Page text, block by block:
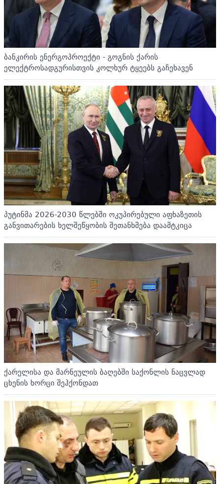
ბანკირის ენერგოპროექტი - გოგნის ქარის
ელექტროსადგურისთვის კოლხურ ტყეებს გაჩეხავენ
პუტინმა 2026-2030 წლებში ოკუპირებული აფხაზეთის
განვითარების ხელშეწყობის შეთანხმება დაამტკიცა
ქარელისა და მარნეულის ბაღებში საქონლის ნაცვლად
ცხენის ხორცი შეჰქონდათ